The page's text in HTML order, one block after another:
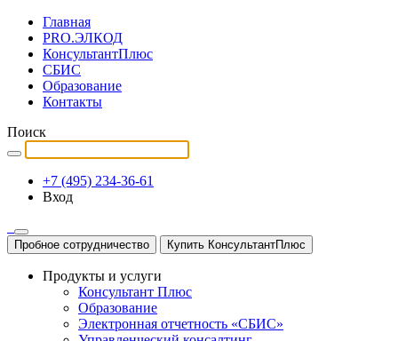
Главная
PRO.ЭЛКОД
КонсультантПлюс
СБИС
Образование
Контакты
Поиск
+7 (495) 234-36-61
Вход
Пробное сотрудничество Купить КонсультантПлюс
Продукты и услуги
Консультант Плюс
Образование
Электронная отчетность «СБИС»